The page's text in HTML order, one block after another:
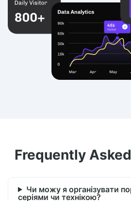
Frequently
Чи можу я організувати
серіями чи технікою?